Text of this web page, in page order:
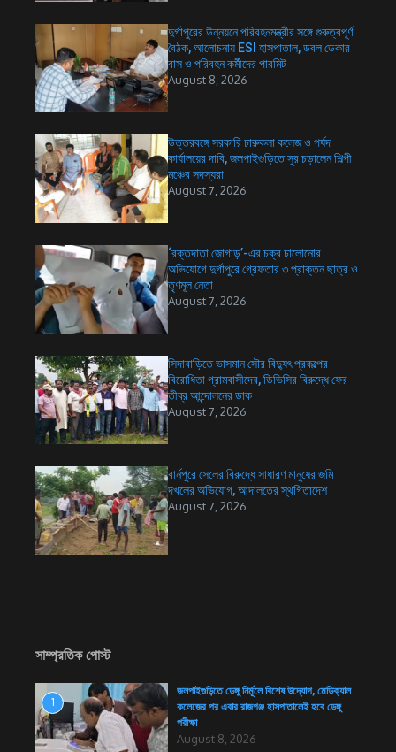
দুর্গাপুরের উন্নয়নে পরিবহনমন্ত্রীর সঙ্গে গুরুত্বপূর্ণ
বৈঠক, আলোচনায় ESI হাসপাতাল, ডবল ডেকার
বাস ও পরিবহন কর্মীদের পারমিট
August 8, 2026
উত্তরবঙ্গে সরকারি চারুকলা কলেজ ও পর্ষদ
কার্যালয়ের দাবি, জলপাইগুড়িতে সুর চড়ালেন শিল্পী
মঞ্চের সদস্যরা
August 7, 2026
‘রক্তদাতা জোগাড়’-এর চক্র চালোনোর
অভিযোগে দুর্গাপুরে গ্রেফতার ৩ প্রাক্তন ছাত্র ও
তৃণমূল নেতা
August 7, 2026
সিদাবাড়িতে ভাসমান সৌর বিদ্যুৎ প্রকল্পের
বিরোধিতা গ্রামবাসীদের, ডিভিসির বিরুদ্ধে ফের
তীব্র আন্দোলনের ডাক
August 7, 2026
বার্নপুরে সেলের বিরুদ্ধে সাধারণ মানুষের জমি
দখলের অভিযোগ, আদালতের স্থগিতাদেশ
August 7, 2026
সাম্প্রতিক পোস্ট
1
জলপাইগুড়িতে ডেঙ্গু নির্মূলে বিশেষ উদ্যোগ, মেডিক্যাল
কলেজের পর এবার রাজগঞ্জ হাসপাতালেই হবে ডেঙ্গু
পরীক্ষা
August 8, 2026